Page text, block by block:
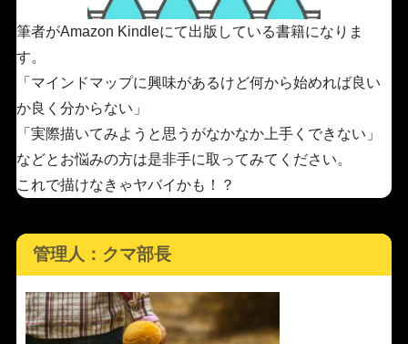
筆者がAmazon Kindleにて出版している書籍になりま
す。
「マインドマップに興味があるけど何から始めれば良い
か良く分からない」
「実際描いてみようと思うがなかなか上手くできない」
などとお悩みの方は是非手に取ってみてください。
これで描けなきゃヤバイかも！？
管理人：クマ部長